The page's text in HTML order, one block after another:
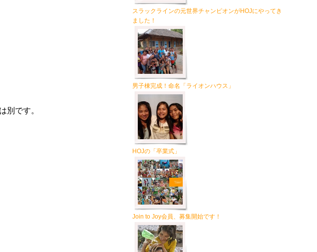
別です。
スラックラインの元世界チャンピオンがHOJにやってき
ました！
男子棟完成！命名「ライオンハウス」
HOJの「卒業式」
Join to Joy会員、募集開始です！